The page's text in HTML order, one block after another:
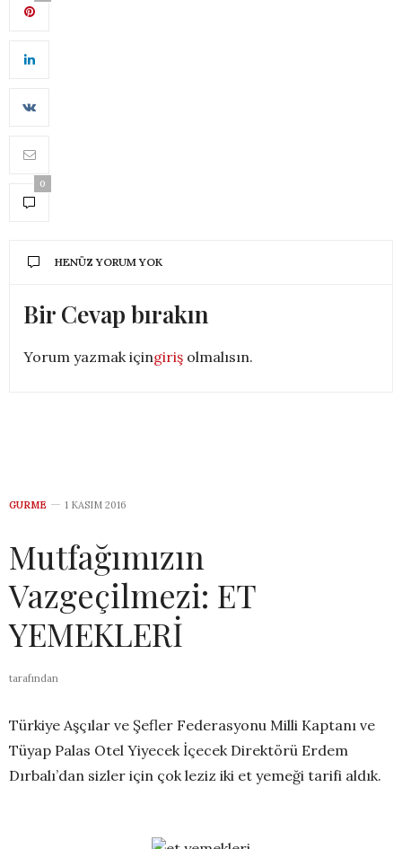
0
HENÜZ YORUM YOK
Bir Cevap bırakın
Yorum yazmak içingiriş olmalısın.
GURME 1 KASIM 2016
Mutfağımızın
Vazgeçilmezi: ET
YEMEKLERİ
tarafından
Türkiye Aşçılar ve Şefler Federasyonu Milli Kaptanı ve
Tüyap Palas Otel Yiyecek İçecek Direktörü Erdem
Dırbalı’dan sizler için çok leziz iki et yemeği tarifi aldık.